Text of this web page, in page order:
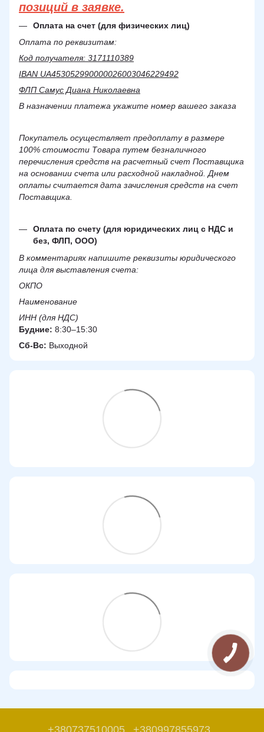
позиций в заявке.
Оплата на счет (для физических лиц)
Оплата по реквизитам:
Код получателя: 3171110389
IBAN UA453052990000026003046229492
ФЛП Самус Диана Николаевна
В назначении платежа укажите номер вашего заказа
Покупатель осуществляет предоплату в размере
100% стоимости Товара путем безналичного
перечисления средств на расчетный счет Поставщика
на основании счета или расходной накладной. Днем
оплаты считается дата зачисления средств на счет
Поставщика.
Оплата по счету (для юридических лиц с НДС и
без, ФЛП, ООО)
В комментариях напишите реквизиты юридического
лица для выставления счета:
ОКПО
Наименование
ИНН (для НДС)
Будние: 8:30–15:30
Сб-Вс: Выходной
+380737510005 +380997855973